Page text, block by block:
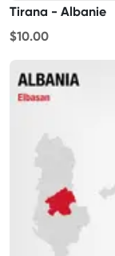
Tirana - Albanie
$10.00